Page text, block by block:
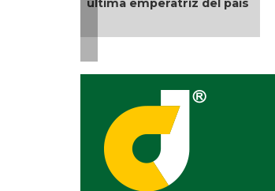
última emperatriz del país